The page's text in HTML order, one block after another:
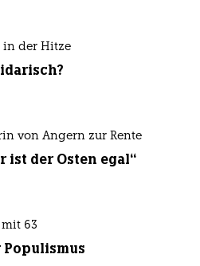
in der Hitze
von Angern zur Rente
ist der Osten egal“
mit 63
Populismus